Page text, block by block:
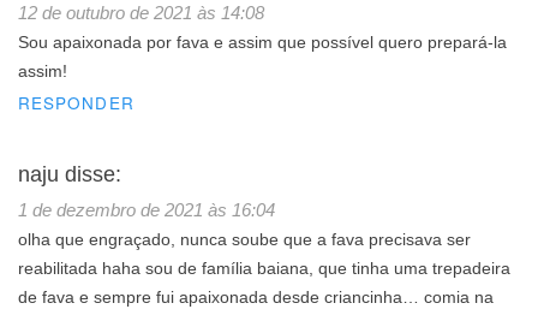
12 de outubro de 2021 às 14:08
Sou apaixonada por fava e assim que possível quero prepará-la
assim!
RESPONDER
naju disse:
1 de dezembro de 2021 às 16:04
olha que engraçado, nunca soube que a fava precisava ser
reabilitada haha sou de família baiana, que tinha uma trepadeira
de fava e sempre fui apaixonada desde criancinha… comia na